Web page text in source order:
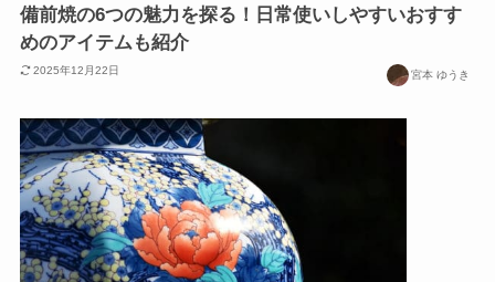
備前焼の6つの魅力を探る！日常使いしやすいおすす
めのアイテムも紹介
2025年12月22日 宮本 ゆうき